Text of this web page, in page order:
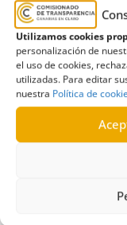
Utilizamos cookies
personalización de
el uso de cookies,
utilizadas. Para editar
nuestra Política de